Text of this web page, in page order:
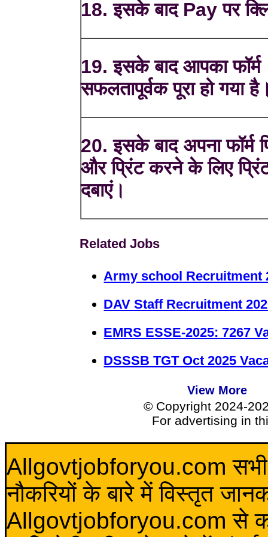
18. इसके बाद Pay पर
19. इसके बाद आपका फॉर्म
सफलतापूर्वक पूरा हो गया
20. इसके बाद अपना फॉर्म
और प्रिंट करने के लिए
दबाएं।
Related Jobs
Army school Recruitment
DAV Staff Recruitment
EMRS ESSE-2025: 7267
DSSSB TGT Oct 2025
View More
© Copyright 2024-
For advertising in
Allgovtjobforyou.com सभी
नौकरियों के बारे में विस्तृत
Allgovtjobforyou.com से कोई